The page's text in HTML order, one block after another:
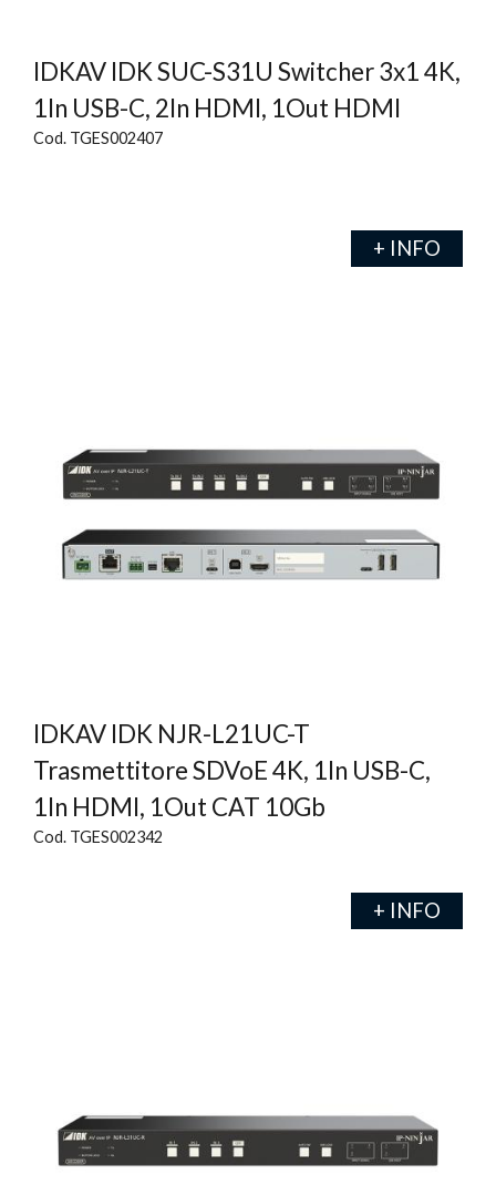
IDKAV IDK SUC-S31U Switcher 3x1 4K,
1In USB-C, 2In HDMI, 1Out HDMI
Cod. TGES002407
+ INFO
IDKAV IDK NJR-L21UC-T
Trasmettitore SDVoE 4K, 1In USB-C,
1In HDMI, 1Out CAT 10Gb
Cod. TGES002342
+ INFO